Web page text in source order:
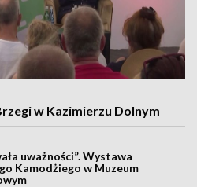
w Kazimierzu Dolnym
uważności”. Wystawa
Kamodżiego w Muzeum